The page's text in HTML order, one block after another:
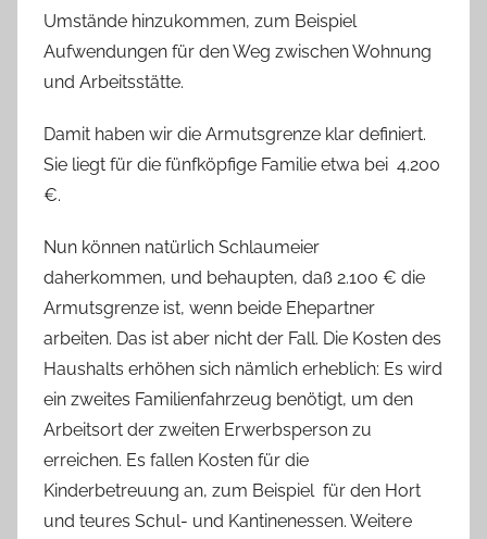
Umstände hinzukommen, zum Beispiel
Aufwendungen für den Weg zwischen Wohnung
und Arbeitsstätte.
Damit haben wir die Armutsgrenze klar definiert.
Sie liegt für die fünfköpfige Familie etwa bei 4.200
€.
Nun können natürlich Schlaumeier
daherkommen, und behaupten, daß 2.100 € die
Armutsgrenze ist, wenn beide Ehepartner
arbeiten. Das ist aber nicht der Fall. Die Kosten des
Haushalts erhöhen sich nämlich erheblich: Es wird
ein zweites Familienfahrzeug benötigt, um den
Arbeitsort der zweiten Erwerbsperson zu
erreichen. Es fallen Kosten für die
Kinderbetreuung an, zum Beispiel für den Hort
und teures Schul- und Kantinenessen. Weitere